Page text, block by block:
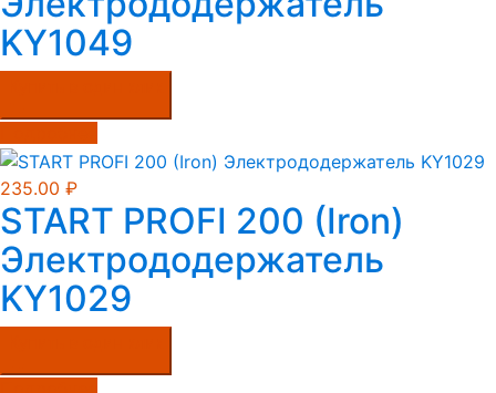
KY1049
235.00 ₽
START PROFI 200 (Iron)
Электрододержатель
KY1029